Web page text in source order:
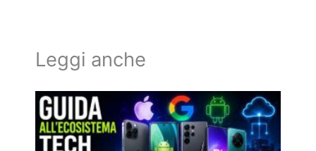
Leggi anche